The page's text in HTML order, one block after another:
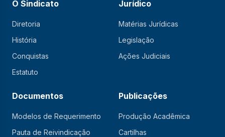
O Sindicato
Diretoria
História
Conquistas
Estatuto
Jurídico
Matérias Jurídicas
Legislação
Ações Judiciais
Documentos
Modelos de Requerimento
Pauta de Reivindicação
Publicações
Produção Acadêmica
Cartilhas